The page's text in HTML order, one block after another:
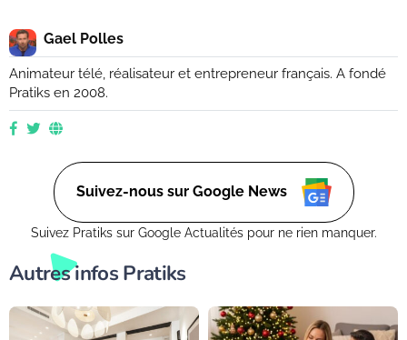
Gael Polles
Animateur télé, réalisateur et entrepreneur français. A fondé
Pratiks en 2008.
Suivez-nous sur Google News
Suivez Pratiks sur Google Actualités pour ne rien manquer.
Autres infos Pratiks